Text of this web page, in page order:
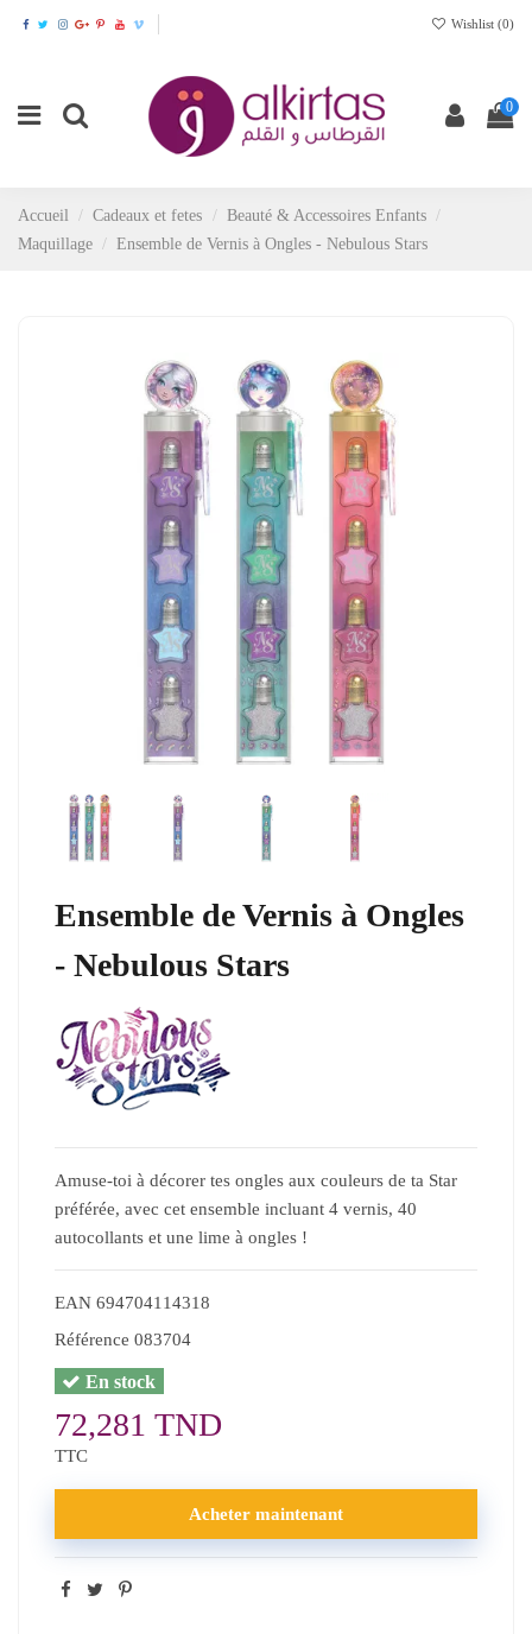
Wishlist (0)
0
Accueil Cadeaux et fetes
Beauté & Accessoires Enfants
Maquillage
Ensemble de Vernis à Ongles - Nebulous Stars
Ensemble de Vernis à Ongles
- Nebulous Stars
Amuse-toi à décorer tes ongles aux couleurs de ta Star
préférée, avec cet ensemble incluant 4 vernis, 40
autocollants et une lime à ongles !
EAN 694704114318
Référence 083704
En stock
72,281 TND
TTC
Acheter maintenant